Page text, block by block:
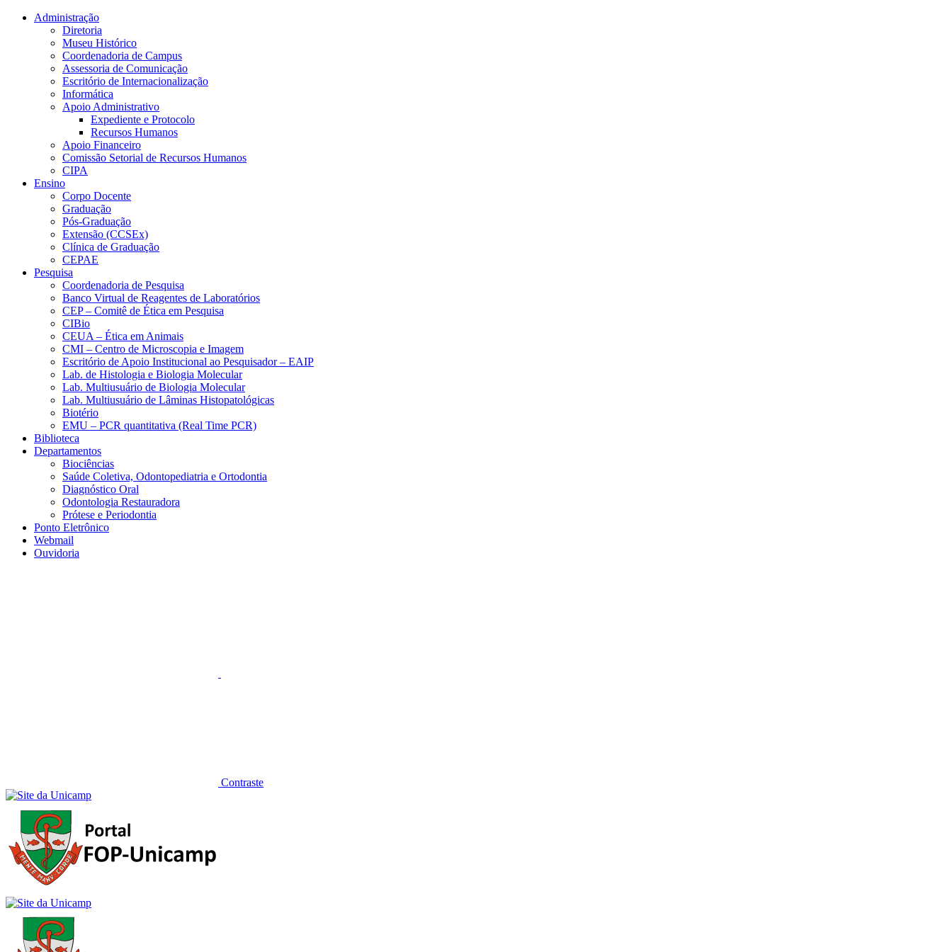
Conteúdo principal Menu principal
Administração
Diretoria
Museu Histórico
Coordenadoria de Campus
Assessoria de Comunicação
Escritório de Internacionalização
Informática
Apoio Administrativo
Expediente e Protocolo
Recursos Humanos
Apoio Financeiro
Comissão Setorial de Recursos Humanos
CIPA
Ensino
Corpo Docente
Graduação
Pós-Graduação
Extensão (CCSEx)
Clínica de Graduação
CEPAE
Pesquisa
Coordenadoria de Pesquisa
Banco Virtual de Reagentes de Laboratórios
CEP – Comitê de Ética em Pesquisa
CIBio
CEUA – Ética em Animais
CMI – Centro de Microscopia e Imagem
Escritório de Apoio Institucional ao Pesquisador – EAIP
Lab. de Histologia e Biologia Molecular
Lab. Multiusuário de Biologia Molecular
Lab. Multiusuário de Lâminas Histopatológicas
Biotério
EMU – PCR quantitativa (Real Time PCR)
Biblioteca
Departamentos
Biociências
Saúde Coletiva, Odontopediatria e Ortodontia
Diagnóstico Oral
Odontologia Restauradora
Prótese e Periodontia
Ponto Eletrônico
Webmail
Ouvidoria
Contraste